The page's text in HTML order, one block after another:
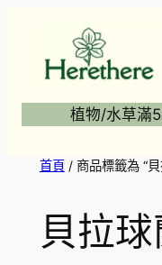
植物/水草滿
首頁/ 商品標籤為 “貝
貝拉